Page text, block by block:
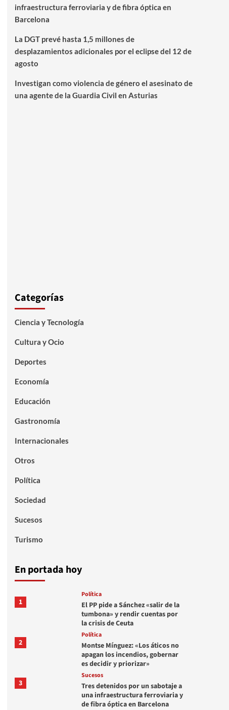
infraestructura ferroviaria y de fibra óptica en
Barcelona
La DGT prevé hasta 1,5 millones de
desplazamientos adicionales por el eclipse del 12 de
agosto
Investigan como violencia de género el asesinato de
una agente de la Guardia Civil en Asturias
Categorías
Ciencia y Tecnología
Cultura y Ocio
Deportes
Economía
Educación
Gastronomía
Internacionales
Otros
Política
Sociedad
Sucesos
Turismo
En portada hoy
1
Política
El PP pide a Sánchez «salir de la
tumbona» y rendir cuentas por
la crisis de Ceuta
2
Política
Montse Mínguez: «Los áticos no
apagan los incendios, gobernar
es decidir y priorizar»
3
Sucesos
Tres detenidos por un sabotaje a
una infraestructura ferroviaria y
de fibra óptica en Barcelona